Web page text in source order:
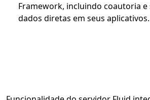
Framework, incluindo coautoria
dados diretas em seus aplicativos.